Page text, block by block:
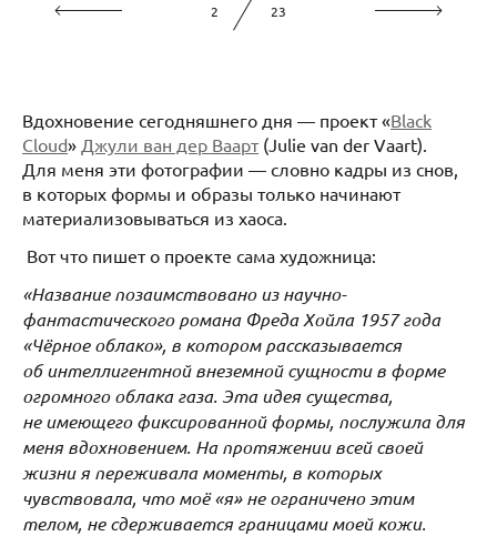
2 23
Вдохновение сегодняшнего дня — проект «Black
Cloud» Джули ван дер Ваарт(Julie van der Vaart).
Для меня эти фотографии — словно кадры из снов,
в которых формы и образы только начинают
материализовываться из хаоса.
Вот что пишет о проекте сама художница:
«Название позаимствовано из научно-
фантастического романа Фреда Хойла 1957 года
«Чёрное облако», в котором рассказывается
об интеллигентной внеземной сущности в форме
огромного облака газа. Эта идея существа,
не имеющего фиксированной формы, послужила для
меня вдохновением. На протяжении всей своей
жизни я переживала моменты, в которых
чувствовала, что моё «я» не ограничено этим
телом, не сдерживается границами моей кожи.